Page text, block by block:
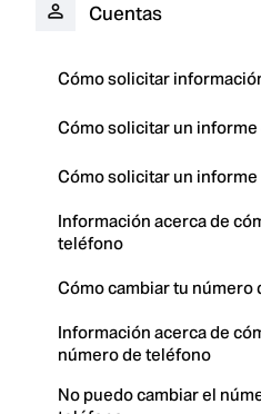
Cuentas
Cómo solicitar
Cómo solicitar un informe
Cómo solicitar un
Información acerca de
teléfono
Cómo cambiar tu número
Información acerca de
número de teléfono
No puedo cambiar el